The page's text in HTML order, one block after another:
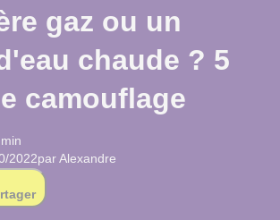
gaz ou un
chaude ? 5
camouflage
2022par Alexandre